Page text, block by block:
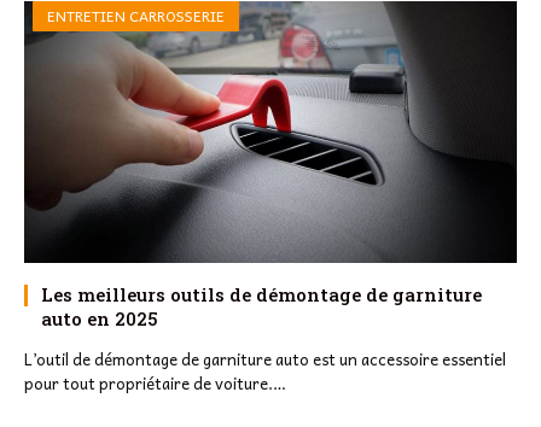
ENTRETIEN CARROSSERIE
Les meilleurs outils de démontage de garniture
auto en 2025
L’outil de démontage de garniture auto est un accessoire essentiel
pour tout propriétaire de voiture.…